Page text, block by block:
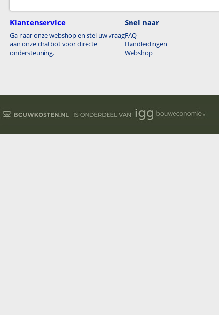
Klantenservice
Ga naar onze webshop en stel uw vraag
aan onze chatbot voor directe
ondersteuning.
Snel naar
FAQ
Handleidingen
Webshop